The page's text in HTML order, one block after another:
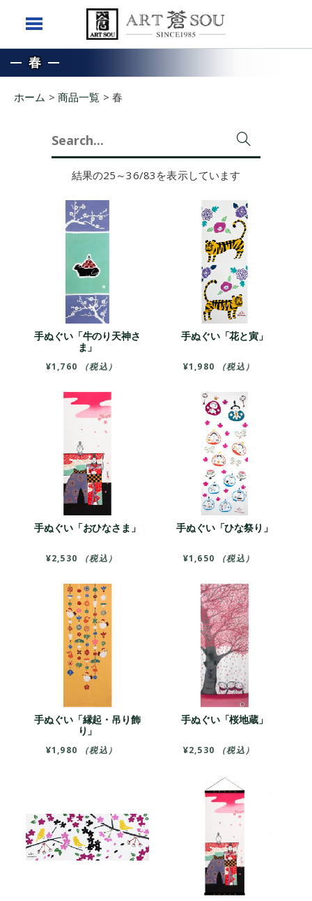
春
ホーム > 商品一覧 > 春
Search
結果の25～36/83を表示しています
手ぬぐい「牛のり天神さ
ま」
¥1,760 （税込）
手ぬぐい「花と寅」
¥1,980 （税込）
手ぬぐい「おひなさま」
¥2,530 （税込）
手ぬぐい「ひな祭り」
¥1,650 （税込）
手ぬぐい「縁起・吊り飾
り」
¥1,980 （税込）
手ぬぐい「桜地蔵」
¥2,530 （税込）